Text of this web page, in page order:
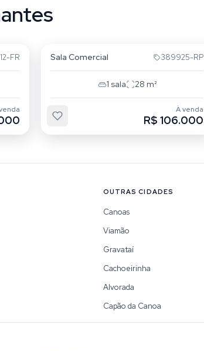
FR Sala Comercial 389925-RP
1 sala 28 m²
À venda
R$ 106.000
OUTRAS CIDADES
Canoas
Viamão
Gravataí
Cachoeirinha
Alvorada
Capão da Canoa